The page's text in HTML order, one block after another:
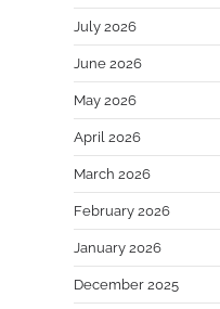
July 2026
June 2026
May 2026
April 2026
March 2026
February 2026
January 2026
December 2025